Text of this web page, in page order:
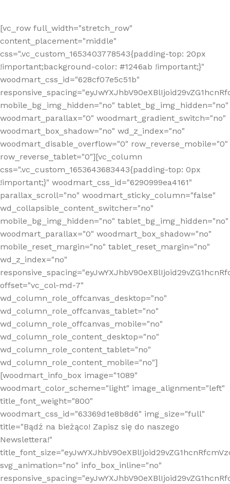
[vc_row full_width="stretch_row"
content_placement="middle"
css=".vc_custom_1653403778543{padding-top: 20px
!important;background-color: #1246ab !important;}"
woodmart_css_id="628cf07e5c51b"
mobile_bg_img_hidden="no" tablet_bg_img_hidden="no"
woodmart_parallax="0" woodmart_gradient_switch="no"
woodmart_box_shadow="no" wd_z_index="no"
woodmart_disable_overflow="0" row_reverse_mobile="0"
row_reverse_tablet="0"][vc_column
css=".vc_custom_1653643683443{padding-top: 0px
!important;}" woodmart_css_id="6290999ea4161"
parallax_scroll="no" woodmart_sticky_column="false"
wd_collapsible_content_switcher="no"
mobile_bg_img_hidden="no" tablet_bg_img_hidden="no"
woodmart_parallax="0" woodmart_box_shadow="no"
mobile_reset_margin="no" tablet_reset_margin="no"
wd_z_index="no"
offset="vc_col-md-7"
wd_column_role_offcanvas_desktop="no"
wd_column_role_offcanvas_tablet="no"
wd_column_role_offcanvas_mobile="no"
wd_column_role_content_desktop="no"
wd_column_role_content_tablet="no"
wd_column_role_content_mobile="no"]
[woodmart_info_box image="1089"
woodmart_color_scheme="light" image_alignment="left"
title_font_weight="800"
woodmart_css_id="63369d1e8b8d6" img_size="full"
title="Bądź na bieżąco! Zapisz się do naszego
Newslettera!"
svg_animation="no" info_box_inline="no"